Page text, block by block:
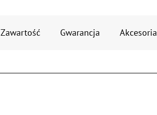
Zawartość Gwarancja Akcesoria